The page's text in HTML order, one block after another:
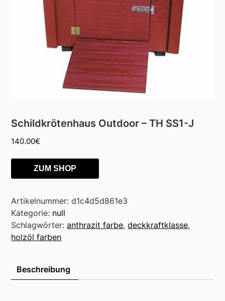
Schildkrötenhaus Outdoor – TH SS1-J
140.00€
ZUM SHOP
Artikelnummer:d1c4d5d861e3
Kategorie: null
Schlagwörter:anthrazit farbe,deckkraftklasse,
holzöl farben
Beschreibung